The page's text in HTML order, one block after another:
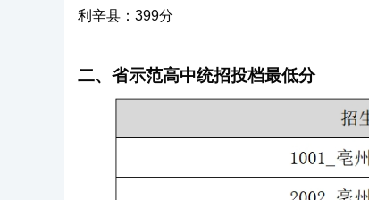
利辛县：399分
二、省示范高中统招投档最低分